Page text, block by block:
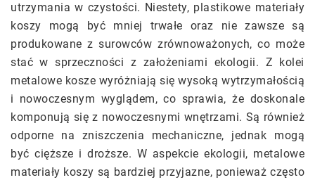
utrzymania w czystości. Niestety, plastikowe materiały
koszy mogą być mniej trwałe oraz nie zawsze są
produkowane z surowców zrównoważonych, co może
stać w sprzeczności z założeniami ekologii. Z kolei
metalowe kosze wyróżniają się wysoką wytrzymałością
i nowoczesnym wyglądem, co sprawia, że doskonale
komponują się z nowoczesnymi wnętrzami. Są również
odporne na zniszczenia mechaniczne, jednak mogą
być cięższe i droższe. W aspekcie ekologii, metalowe
materiały koszy są bardziej przyjazne, ponieważ często